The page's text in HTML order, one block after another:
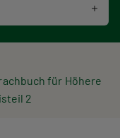
für Höhere
2